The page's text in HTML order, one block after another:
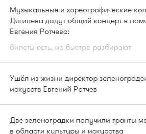
Музыкальные и хореографические
Дягилева дадут общий концерт в
Евгения Ротчева:
билеты есть, но быстро разбирают
Ушёл из жизни директор
искусств Евгений Ротчев
Две зеленоградки получили гранты
в области культуры и искусства